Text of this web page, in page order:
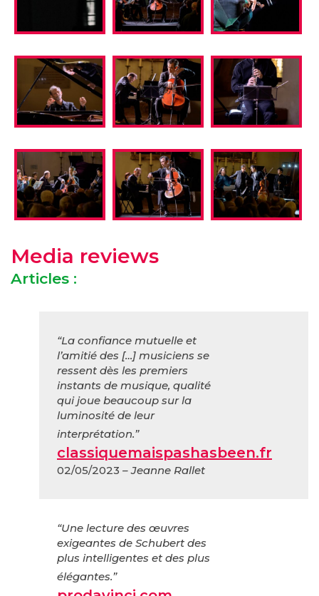
Media reviews
Articles :
“La confiance mutuelle et
l’amitié des […] musiciens se
ressent dès les premiers
instants de musique, qualité
qui joue beaucoup sur la
luminosité de leur
interprétation.”
classiquemaispashasbeen.fr
02/05/2023 – Jeanne Rallet
“Une lecture des œuvres
exigeantes de Schubert des
plus intelligentes et des plus
élégantes.”